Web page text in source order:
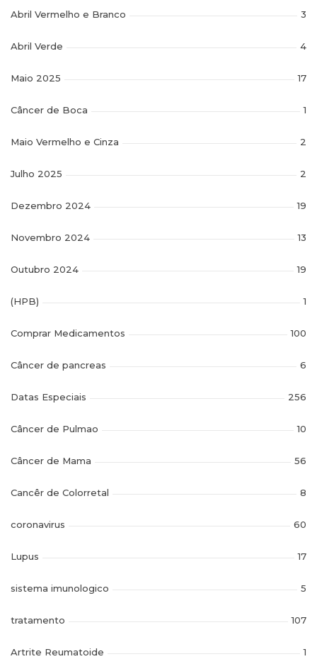
Abril Vermelho e Branco 3
Abril Verde 4
Maio 2025 17
Câncer de Boca 1
Maio Vermelho e Cinza 2
Julho 2025 2
Dezembro 2024 19
Novembro 2024 13
Outubro 2024 19
(HPB) 1
Comprar Medicamentos 100
Câncer de pancreas 6
Datas Especiais 256
Câncer de Pulmao 10
Câncer de Mama 56
Cancêr de Colorretal 8
coronavirus 60
Lupus 17
sistema imunologico 5
tratamento 107
Artrite Reumatoide 1